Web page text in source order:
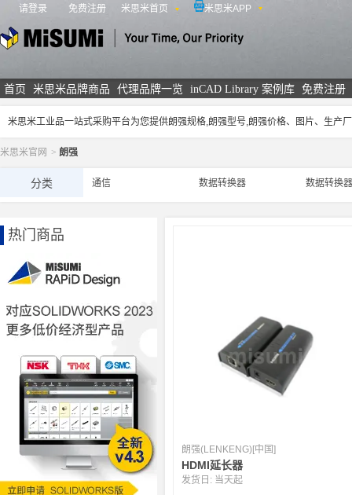
请登录 免费注册 米思米首页 米思米APP
首页 米思米品牌商品 代理品牌一览 inCAD Library 案例库 免费注册
米思米工业品一站式采购平台为您提供朗强规格,朗强型号,朗强价格、图片、生
米思米官网 > 朗强
分类 通信 数据转换器 数据转换器
热门商品
朗强(LENKENG)[中国]
HDMI延长器
发货日: 当天起